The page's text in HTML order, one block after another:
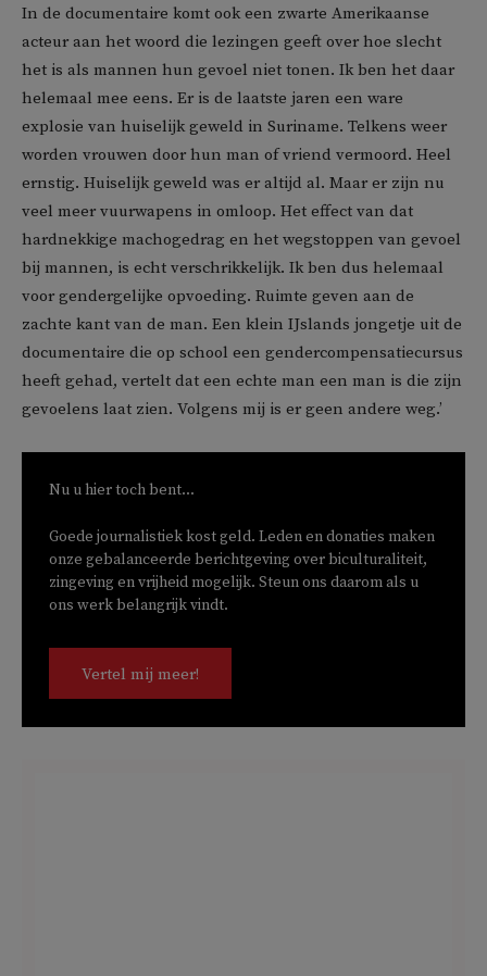
In de documentaire komt ook een zwarte Amerikaanse
acteur aan het woord die lezingen geeft over hoe slecht
het is als mannen hun gevoel niet tonen. Ik ben het daar
helemaal mee eens. Er is de laatste jaren een ware
explosie van huiselijk geweld in Suriname. Telkens weer
worden vrouwen door hun man of vriend vermoord. Heel
ernstig. Huiselijk geweld was er altijd al. Maar er zijn nu
veel meer vuurwapens in omloop. Het effect van dat
hardnekkige machogedrag en het wegstoppen van gevoel
bij mannen, is echt verschrikkelijk. Ik ben dus helemaal
voor gendergelijke opvoeding. Ruimte geven aan de
zachte kant van de man. Een klein IJslands jongetje uit de
documentaire die op school een gendercompensatiecursus
heeft gehad, vertelt dat een echte man een man is die zijn
gevoelens laat zien. Volgens mij is er geen andere weg.’
Nu u hier toch bent...
Goede journalistiek kost geld. Leden en donaties maken
onze gebalanceerde berichtgeving over biculturaliteit,
zingeving en vrijheid mogelijk. Steun ons daarom als u
ons werk belangrijk vindt.
Vertel mij meer!